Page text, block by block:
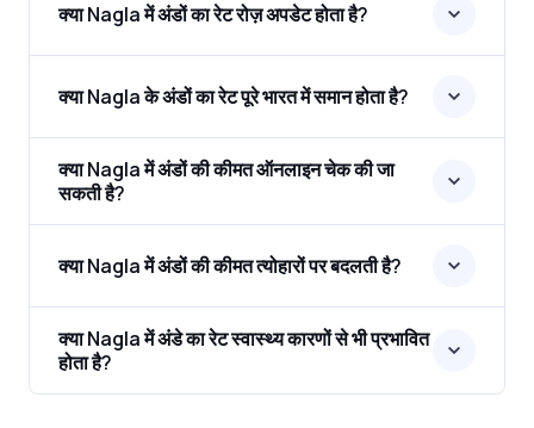
क्या Nagla में अंडों का रेट रोज़ अपडेट होता है?
क्या Nagla के अंडों का रेट पूरे भारत में समान होता है?
क्या Nagla में अंडों की कीमत ऑनलाइन चेक की जा
सकती है?
क्या Nagla में अंडों की कीमत त्योहारों पर बदलती है?
क्या Nagla में अंडे का रेट स्वास्थ्य कारणों से भी प्रभावित
होता है?